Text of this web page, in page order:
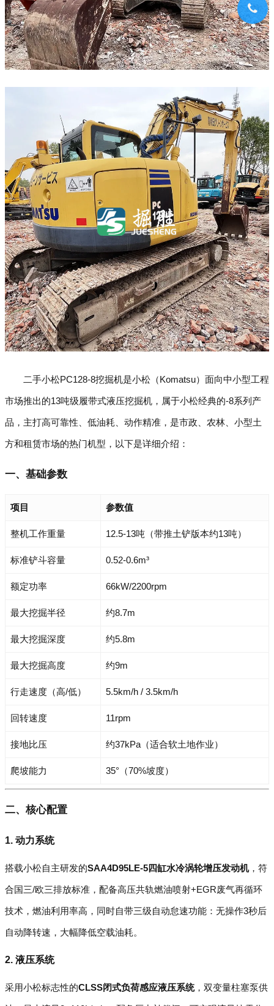
二手小松PC128-8挖掘机是小松（Komatsu）面向中小型工程
市场推出的13吨级履带式液压挖掘机，属于小松经典的-8系列产
品，主打高可靠性、低油耗、动作精准，是市政、农林、小型土
方和租赁市场的热门机型，以下是详细介绍：
一、基础参数
项目 参数值
整机工作重量 12.5-13吨（带推土铲版本约13吨）
标准铲斗容量 0.52-0.6m³
额定功率 66kW/2200rpm
最大挖掘半径 约8.7m
最大挖掘深度 约5.8m
最大挖掘高度 约9m
行走速度（高/低） 5.5km/h / 3.5km/h
回转速度 11rpm
接地比压 约37kPa（适合软土地作业）
爬坡能力 35°（70%坡度）
二、核心配置
1. 动力系统
搭载小松自主研发的SAA4D95LE-5四缸水冷涡轮增压发动机，符
合国三/欧三排放标准，配备高压共轨燃油喷射+EGR废气再循环
技术，燃油利用率高，同时自带三级自动怠速功能：无操作3秒后
自动降转速，大幅降低空载油耗。
2. 液压系统
采用小松标志性的CLSS闭式负荷感应液压系统，双变量柱塞泵供